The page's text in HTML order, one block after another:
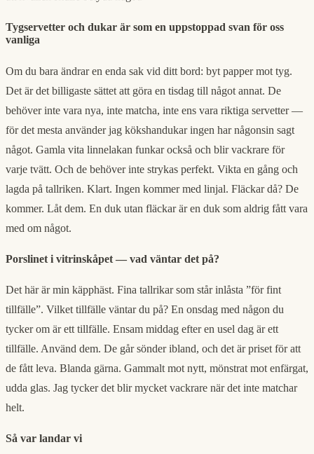
Tygservetter och dukar är som en uppstoppad svan för oss
vanliga
Om du bara ändrar en enda sak vid ditt bord: byt papper mot tyg.
Det är det billigaste sättet att göra en tisdag till något annat. De
behöver inte vara nya, inte matcha, inte ens vara riktiga servetter —
för det mesta använder jag kökshandukar ingen har någonsin sagt
något. Gamla vita linnelakan funkar också och blir vackrare för
varje tvätt. Och de behöver inte strykas perfekt. Vikta en gång och
lagda på tallriken. Klart. Ingen kommer med linjal. Fläckar då? De
kommer. Låt dem. En duk utan fläckar är en duk som aldrig fått vara
med om något.
Porslinet i vitrinskåpet — vad väntar det på?
Det här är min käpphäst. Fina tallrikar som står inlåsta ”för fint
tillfälle”. Vilket tillfälle väntar du på? En onsdag med någon du
tycker om är ett tillfälle. Ensam middag efter en usel dag är ett
tillfälle. Använd dem. De går sönder ibland, och det är priset för att
de fått leva. Blanda gärna. Gammalt mot nytt, mönstrat mot enfärgat,
udda glas. Jag tycker det blir mycket vackrare när det inte matchar
helt.
Så var landar vi